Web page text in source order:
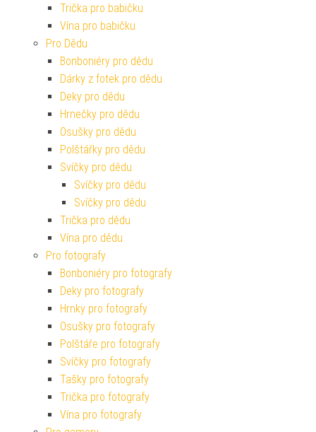
Trička pro babičku
Vína pro babičku
Pro Dědu
Bonboniéry pro dědu
Dárky z fotek pro dědu
Deky pro dědu
Hrnečky pro dědu
Osušky pro dědu
Polštářky pro dědu
Svíčky pro dědu
Svíčky pro dědu
Svíčky pro dědu
Trička pro dědu
Vína pro dědu
Pro fotografy
Bonboniéry pro fotografy
Deky pro fotografy
Hrnky pro fotografy
Osušky pro fotografy
Polštáře pro fotografy
Svíčky pro fotografy
Tašky pro fotografy
Trička pro fotografy
Vína pro fotografy